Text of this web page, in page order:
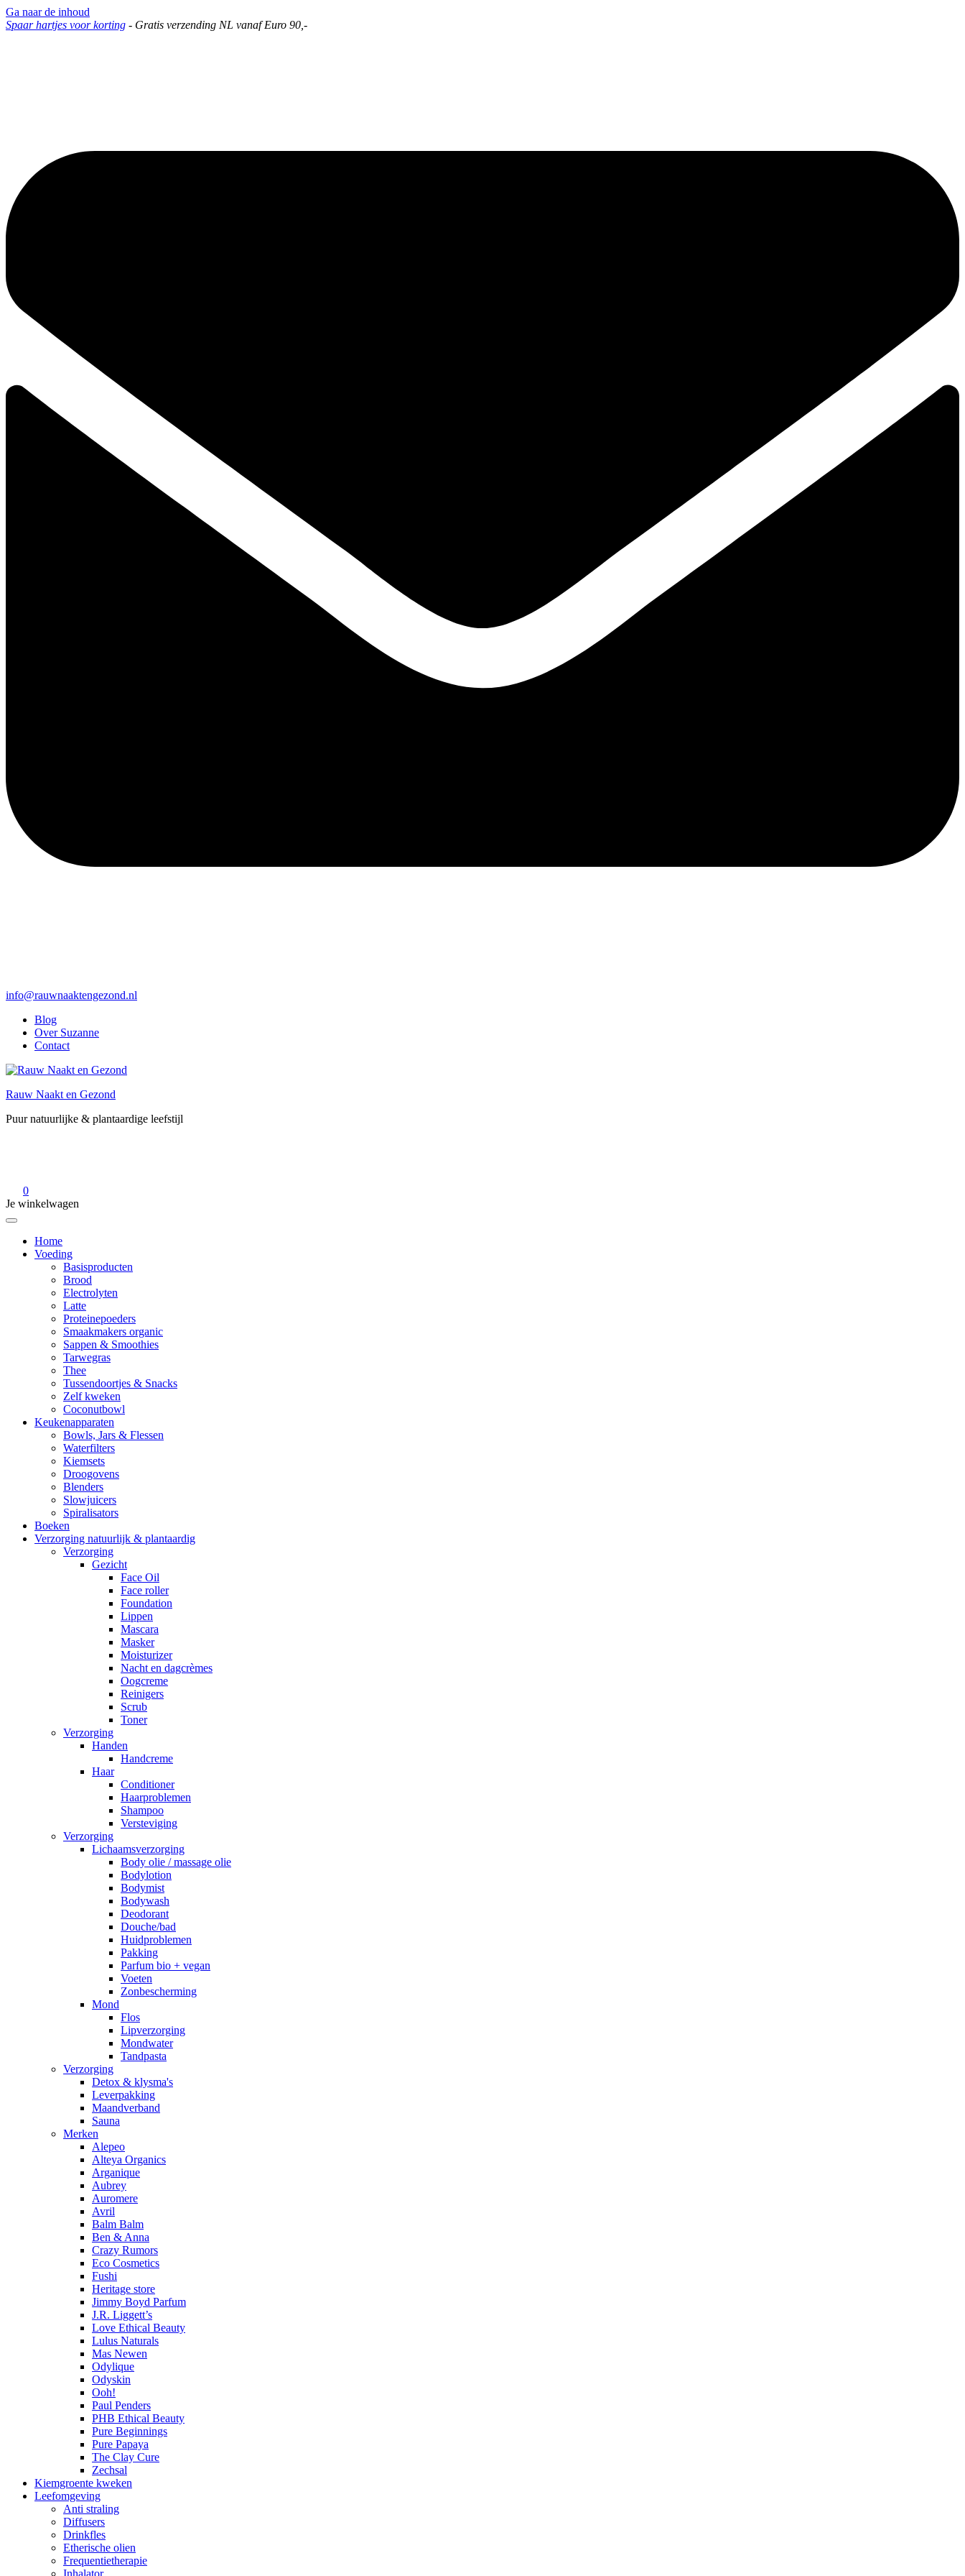
Ga naar de inhoud
Spaar hartjes voor korting - Gratis verzending NL vanaf Euro 90,-
info@rauwnaaktengezond.nl
Blog
Over Suzanne
Contact
Rauw Naakt en Gezond
Puur natuurlijke & plantaardige leefstijl
0
Je winkelwagen
Home
Voeding
Basisproducten
Brood
Electrolyten
Latte
Proteinepoeders
Smaakmakers organic
Sappen & Smoothies
Tarwegras
Thee
Tussendoortjes & Snacks
Zelf kweken
Coconutbowl
Keukenapparaten
Bowls, Jars & Flessen
Waterfilters
Kiemsets
Droogovens
Blenders
Slowjuicers
Spiralisators
Boeken
Verzorging natuurlijk & plantaardig
Verzorging
Gezicht
Face Oil
Face roller
Foundation
Lippen
Mascara
Masker
Moisturizer
Nacht en dagcrèmes
Oogcreme
Reinigers
Scrub
Toner
Verzorging
Handen
Handcreme
Haar
Conditioner
Haarproblemen
Shampoo
Versteviging
Verzorging
Lichaamsverzorging
Body olie / massage olie
Bodylotion
Bodymist
Bodywash
Deodorant
Douche/bad
Huidproblemen
Pakking
Parfum bio + vegan
Voeten
Zonbescherming
Mond
Flos
Lipverzorging
Mondwater
Tandpasta
Verzorging
Detox & klysma's
Leverpakking
Maandverband
Sauna
Merken
Alepeo
Alteya Organics
Arganique
Aubrey
Auromere
Avril
Balm Balm
Ben & Anna
Crazy Rumors
Eco Cosmetics
Fushi
Heritage store
Jimmy Boyd Parfum
J.R. Liggett’s
Love Ethical Beauty
Lulus Naturals
Mas Newen
Odylique
Odyskin
Ooh!
Paul Penders
PHB Ethical Beauty
Pure Beginnings
Pure Papaya
The Clay Cure
Zechsal
Kiemgroente kweken
Leefomgeving
Anti straling
Diffusers
Drinkfles
Etherische olien
Frequentietherapie
Inhalator